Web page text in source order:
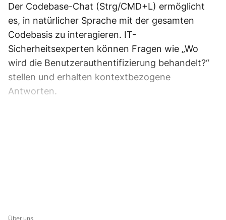
Der Codebase-Chat (Strg/CMD+L) ermöglicht
es, in natürlicher Sprache mit der gesamten
Codebasis zu interagieren. IT-
Sicherheitsexperten können Fragen wie „Wo
wird die Benutzerauthentifizierung behandelt?“
stellen und erhalten kontextbezogene
Antworten.
Über uns